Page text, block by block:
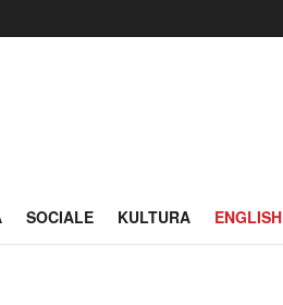
SOCIALE KULTURA ENGLISH